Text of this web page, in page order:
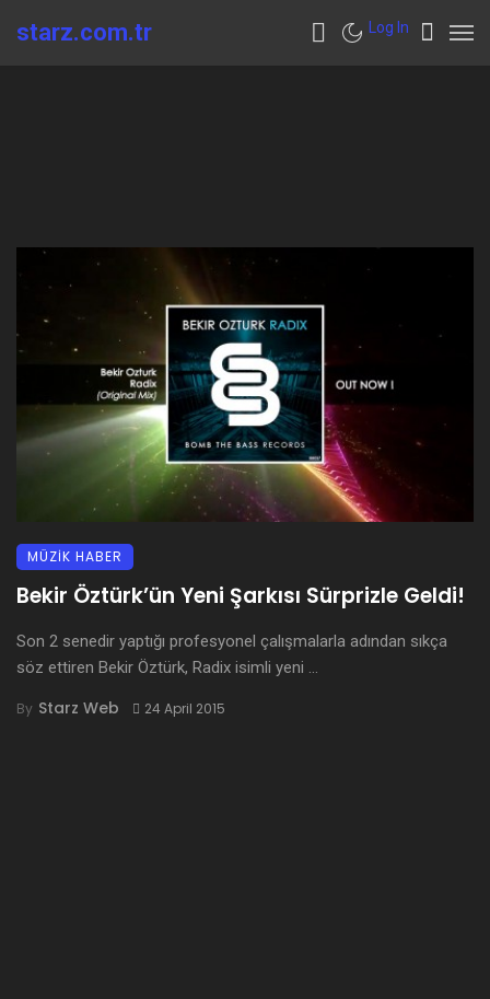
starz.com.tr Log In
MÜZİK HABER
Bekir Öztürk’ün Yeni Şarkısı Sürprizle Geldi!
Son 2 senedir yaptığı profesyonel çalışmalarla adından sıkça
söz ettiren Bekir Öztürk, Radix isimli yeni ...
By Starz Web 24 April 2015